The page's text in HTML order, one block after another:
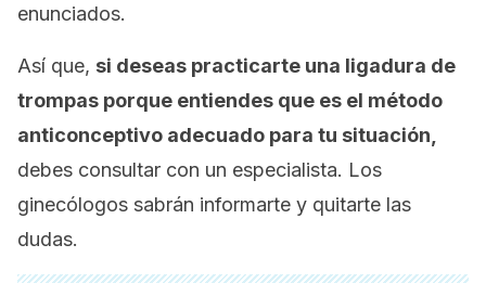
enunciados.
Así que, si deseas practicarte una ligadura de
trompas porque entiendes que es el método
anticonceptivo adecuado para tu situación,
debes consultar con un especialista. Los
ginecólogos sabrán informarte y quitarte las
dudas.